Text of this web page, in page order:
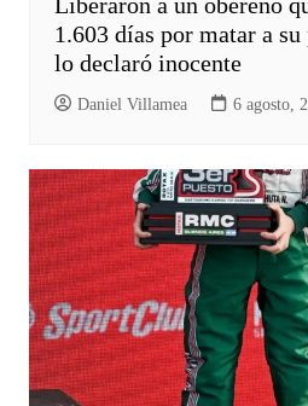
Liberaron a un obereño
1.603 días por matar a
lo declaró inocente
Daniel Villamea 6 agosto,